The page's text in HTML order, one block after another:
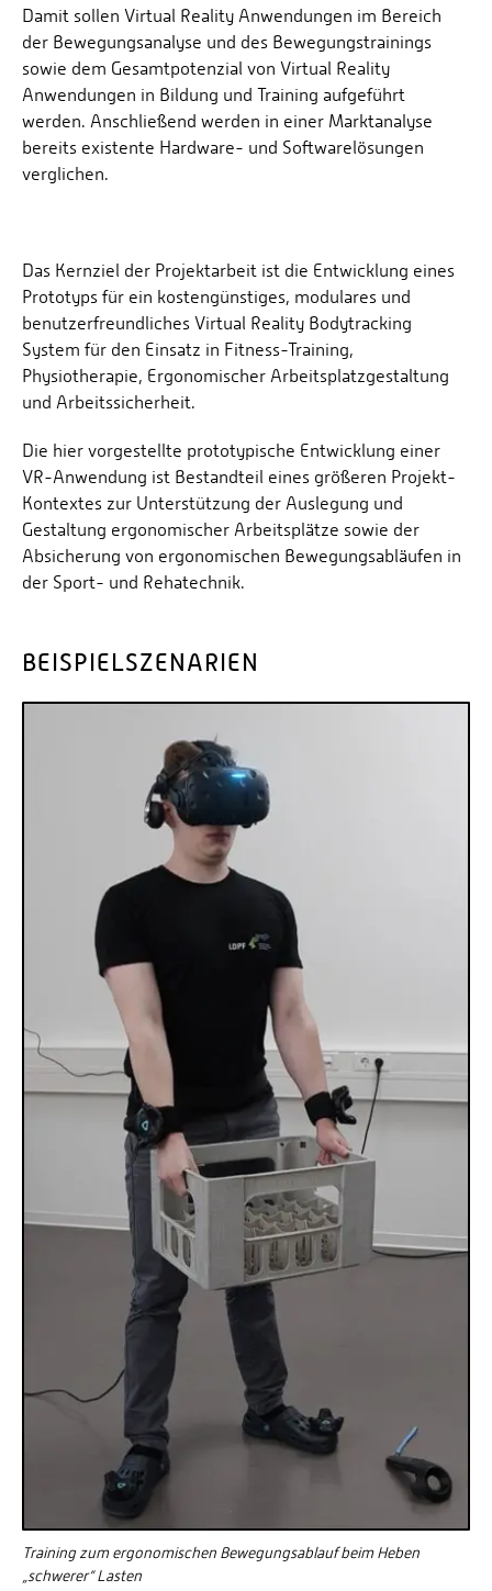
Damit sollen Virtual Reality Anwendungen im Bereich
der Bewegungsanalyse und des Bewegungstrainings
sowie dem Gesamtpotenzial von Virtual Reality
Anwendungen in Bildung und Training aufgeführt
werden. Anschließend werden in einer Marktanalyse
bereits existente Hardware- und Softwarelösungen
verglichen.
Das Kernziel der Projektarbeit ist die Entwicklung eines
Prototyps für ein kostengünstiges, modulares und
benutzerfreundliches Virtual Reality Bodytracking
System für den Einsatz in Fitness-Training,
Physiotherapie, Ergonomischer Arbeitsplatzgestaltung
und Arbeitssicherheit.
Die hier vorgestellte prototypische Entwicklung einer
VR-Anwendung ist Bestandteil eines größeren Projekt-
Kontextes zur Unterstützung der Auslegung und
Gestaltung ergonomischer Arbeitsplätze sowie der
Absicherung von ergonomischen Bewegungsabläufen in
der Sport- und Rehatechnik.
BEISPIELSZENARIEN
Training zum ergonomischen Bewegungsablauf beim Heben
„schwerer“ Lasten